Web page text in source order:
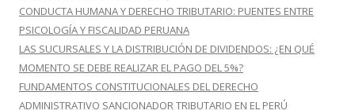
CONDUCTA HUMANA Y DERECHO TRIBUTARIO: PUENTES ENTRE
PSICOLOGÍA Y FISCALIDAD PERUANA
LAS SUCURSALES Y LA DISTRIBUCIÓN DE DIVIDENDOS: ¿EN QUÉ
MOMENTO SE DEBE REALIZAR EL PAGO DEL 5%?
FUNDAMENTOS CONSTITUCIONALES DEL DERECHO
ADMINISTRATIVO SANCIONADOR TRIBUTARIO EN EL PERÚ